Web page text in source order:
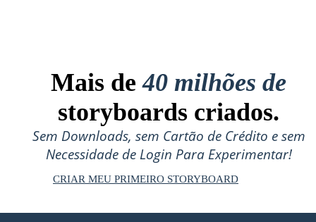
Mais de40 milhões de
storyboards criados.
Sem Downloads, sem Cartão de Crédito e sem
Necessidade de Login Para Experimentar!
CRIAR MEU PRIMEIRO STORYBOARD